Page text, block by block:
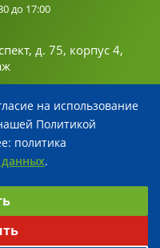
до 17:00
д. 75, корпус 4,
на использование
Политикой
политика
.